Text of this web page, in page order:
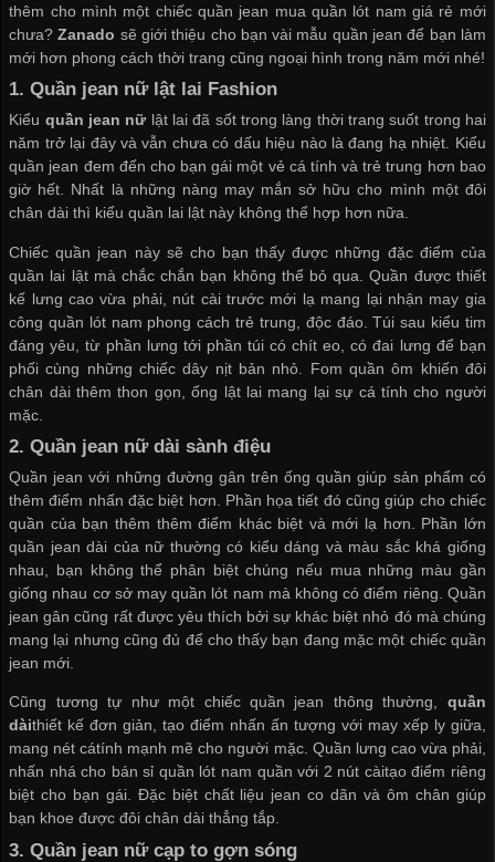
thêm cho mình một chiếc quần jean mua quần lót nam giá rẻ mới
chưa?Zanado sẽ giới thiệu cho bạn vài mẫu quần jean để bạn làm
mới hơn phong cách thời trang cũng ngoại hình trong năm mới nhé!
1.Quần jean nữ lật lai Fashion
Kiểu quần jean nữlật lai đã sốt trong làng thời trang suốt trong hai
năm trở lại đây và vẫn chưa có dấu hiệu nào là đang hạ nhiệt. Kiểu
quần jean đem đến cho bạn gái một vẻ cá tính và trẻ trung hơn bao
giờ hết. Nhất là những nàng may mắn sở hữu cho mình một đôi
chân dài thì kiểu quần lai lật này không thể hợp hơn nữa.
Chiếc quần jean này sẽ cho bạn thấy được những đặc điểm của
quần lai lật mà chắc chắn bạn không thể bỏ qua. Quần được thiết
kế lưng cao vừa phải, nút cài trước mới lạ mang lại nhận may gia
công quần lót nam phong cách trẻ trung, độc đáo. Túi sau kiểu tim
đáng yêu, từ phần lưng tới phần túi có chít eo, có đai lưng để bạn
phối cùng những chiếc dây nịt bản nhỏ. Fom quần ôm khiến đôi
chân dài thêm thon gọn, ống lật lai mang lại sự cá tính cho người
mặc.
2.Quần jean nữ dài sành điệu
Quần jean với những đường gân trên ống quần giúp sản phẩm có
thêm điểm nhấn đặc biệt hơn. Phần họa tiết đó cũng giúp cho chiếc
quần của bạn thêm thêm điểm khác biệt và mới lạ hơn. Phần lớn
quần jean dài của nữ thường có kiểu dáng và màu sắc khá giống
nhau, bạn không thể phân biệt chúng nếu mua những màu gần
giống nhau cơ sở may quần lót nam mà không có điểm riêng. Quần
jean gân cũng rất được yêu thích bởi sự khác biệt nhỏ đó mà chúng
mang lại nhưng cũng đủ để cho thấy bạn đang mặc một chiếc quần
jean mới.
Cũng tương tự như một chiếc quần jean thông thường, quần
dàithiết kế đơn giản, tạo điểm nhấn ấn tượng với may xếp ly giữa,
mang nét cátính mạnh mẽ cho người mặc. Quần lưng cao vừa phải,
nhấn nhá cho bán sỉ quần lót nam quần với 2 nút càitạo điểm riêng
biệt cho bạn gái. Đặc biệt chất liệu jean co dãn và ôm chân giúp
bạn khoe được đôi chân dài thẳng tắp.
3.Quần jean nữ cạp to gợn sóng